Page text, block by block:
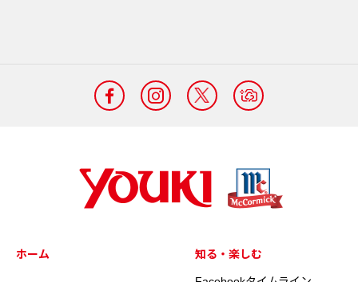
ホーム 知る・楽しむ